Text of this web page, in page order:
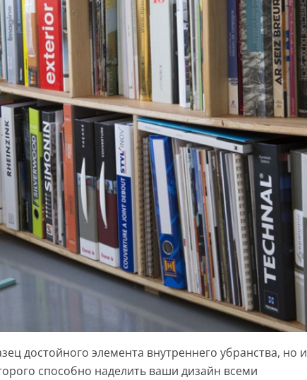
достойного элемента внутреннего убранства, но и
способно наделить ваши дизайн всеми